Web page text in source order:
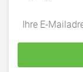
Do
fill
*Ihre
Mailadresse: